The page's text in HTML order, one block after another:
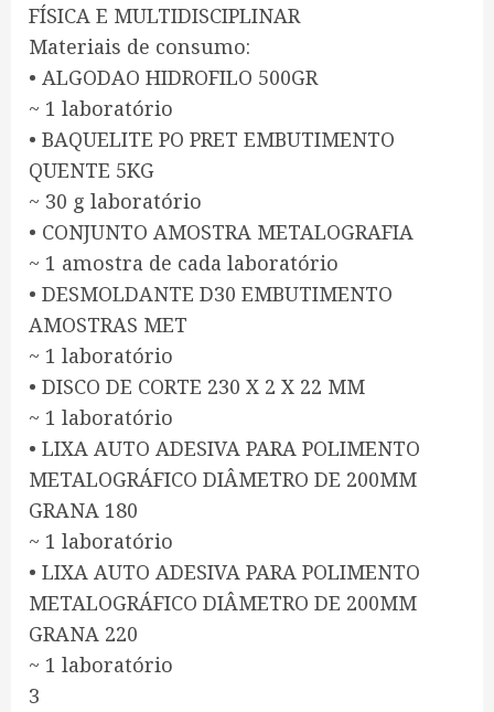
FÍSICA E MULTIDISCIPLINAR
Materiais de consumo:
• ALGODAO HIDROFILO 500GR
~ 1 laboratório
• BAQUELITE PO PRET EMBUTIMENTO
QUENTE 5KG
~ 30 g laboratório
• CONJUNTO AMOSTRA METALOGRAFIA
~ 1 amostra de cada laboratório
• DESMOLDANTE D30 EMBUTIMENTO
AMOSTRAS MET
~ 1 laboratório
• DISCO DE CORTE 230 X 2 X 22 MM
~ 1 laboratório
• LIXA AUTO ADESIVA PARA POLIMENTO
METALOGRÁFICO DIÂMETRO DE 200MM
GRANA 180
~ 1 laboratório
• LIXA AUTO ADESIVA PARA POLIMENTO
METALOGRÁFICO DIÂMETRO DE 200MM
GRANA 220
~ 1 laboratório
3